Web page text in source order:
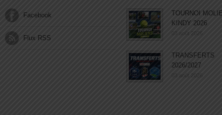
Facebook
Flux RSS
TOURNOI
KINDY 2026
03 août 2026
TRANSFERTS
2026/2027
03 août 2026